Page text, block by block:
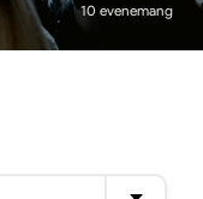
10 evenemang